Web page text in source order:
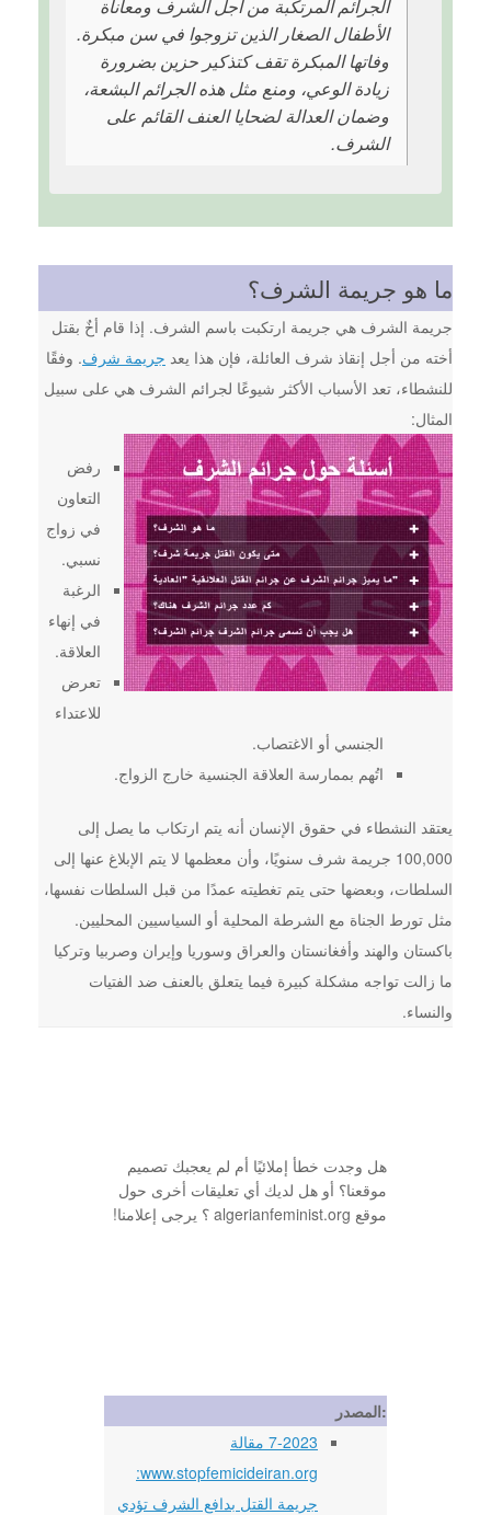
الجرائم المرتكبة من أجل الشرف ومعاناة
الأطفال الصغار الذين تزوجوا في سن مبكرة.
وفاتها المبكرة تقف كتذكير حزين بضرورة
زيادة الوعي، ومنع مثل هذه الجرائم البشعة،
وضمان العدالة لضحايا العنف القائم على
الشرف.
ما هو جريمة الشرف؟
جريمة الشرف هي جريمة ارتكبت باسم الشرف. إذا قام أخٌ بقتل
أخته من أجل إنقاذ شرف العائلة، فإن هذا يعد جريمة شرف. وفقًا
للنشطاء، تعد الأسباب الأكثر شيوعًا لجرائم الشرف هي على سبيل
المثال:
رفض
التعاون
في زواج
نسبي.
الرغبة
في إنهاء
العلاقة.
تعرض
للاعتداء
الجنسي أو الاغتصاب.
اتُهم بممارسة العلاقة الجنسية خارج الزواج.
يعتقد النشطاء في حقوق الإنسان أنه يتم ارتكاب ما يصل إلى
100,000 جريمة شرف سنويًا، وأن معظمها لا يتم الإبلاغ عنها إلى
السلطات، وبعضها حتى يتم تغطيته عمدًا من قبل السلطات نفسها،
مثل تورط الجناة مع الشرطة المحلية أو السياسيين المحليين.
باكستان والهند وأفغانستان والعراق وسوريا وإيران وصربيا وتركيا
ما زالت تواجه مشكلة كبيرة فيما يتعلق بالعنف ضد الفتيات
والنساء.
هل وجدت خطأ إملائيًا أم لم يعجبك تصميم
موقعنا؟ أو هل لديك أي تعليقات أخرى حول
موقع algerianfeminist.org ؟ يرجى إعلامنا!
المصدر:
7-2023 مقالة
www.stopfemicideiran.org:
جريمة القتل بدافع الشرف تؤدي